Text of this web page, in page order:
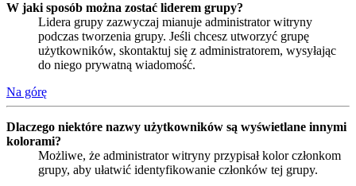
W jaki sposób można zostać liderem grupy?
Lidera grupy zazwyczaj mianuje administrator witryny
podczas tworzenia grupy. Jeśli chcesz utworzyć grupę
użytkowników, skontaktuj się z administratorem, wysyłając
do niego prywatną wiadomość.
Na górę
Dlaczego niektóre nazwy użytkowników są wyświetlane innymi
kolorami?
Możliwe, że administrator witryny przypisał kolor członkom
grupy, aby ułatwić identyfikowanie członków tej grupy.